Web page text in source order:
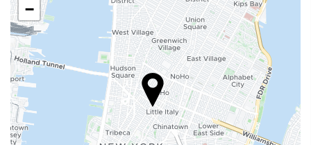
Serveis de recepci?
Guardaequipatges
Caixa forta
Canvi de moneda
Taulell d'informació turística
−